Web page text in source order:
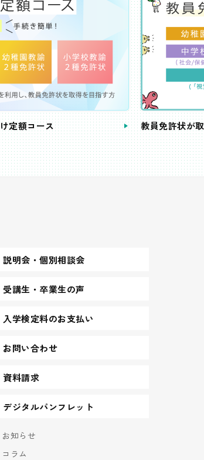
定額コース 教員免許状が
説明会・個別相談会
受講生・卒業生の声
入学検定料のお支払い
お問い合わせ
資料請求
デジタルパンフレット
お知らせ
コラム